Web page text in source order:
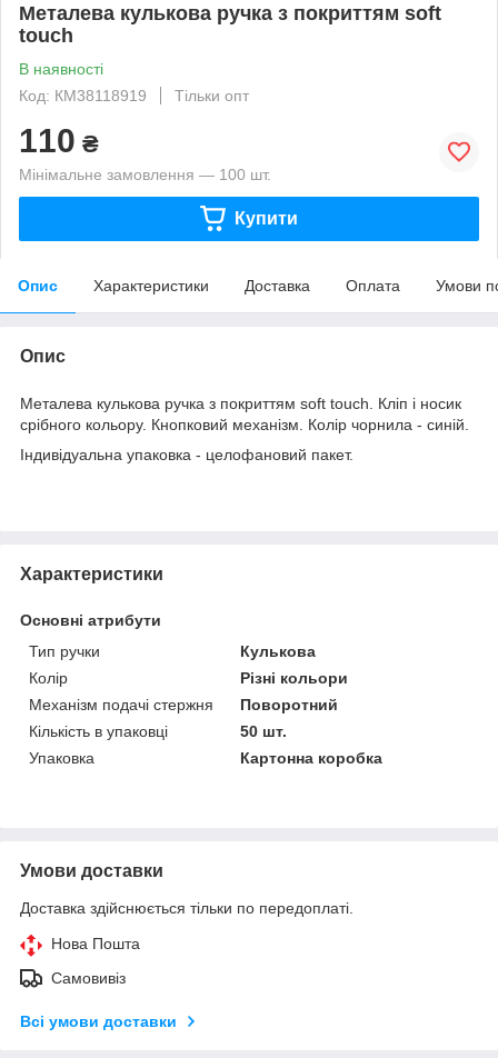
Металева кулькова ручка з покриттям soft
touch
В наявності
Код: КМ38118919
Тільки опт
110 ₴
Мінімальне замовлення — 100 шт.
Купити
Опис Характеристики Доставка Оплата Умови
Опис
Металева кулькова ручка з покриттям soft touch. Кліп і носик
срібного кольору. Кнопковий механізм. Колір чорнила - синій.
Індивідуальна упаковка - целофановий пакет.
Характеристики
Основні атрибути
Тип ручки
Кулькова
Колір
Різні кольори
Механізм подачі стержня
Поворотний
Кількість в упаковці
50 шт.
Упаковка
Картонна коробка
Умови доставки
Доставка здійснюється тільки по передоплаті.
Нова Пошта
Самовивіз
Всі умови доставки